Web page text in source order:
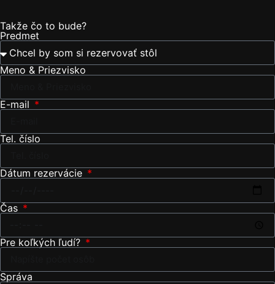
Takže čo to bude?
Predmet
Meno & Priezvisko
E-mail
Tel. číslo
Dátum rezervácie
Čas
Pre koľkých ľudí?
Správa